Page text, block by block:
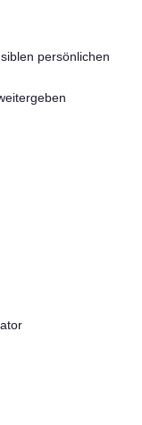
persönlichen